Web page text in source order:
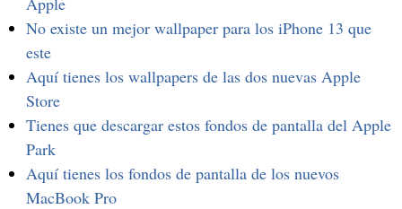
No existe un mejor wallpaper para los iPhone 13 que
este
Aquí tienes los wallpapers de las dos nuevas Apple
Store
Tienes que descargar estos fondos de pantalla del Apple
Park
Aquí tienes los fondos de pantalla de los nuevos
MacBook Pro